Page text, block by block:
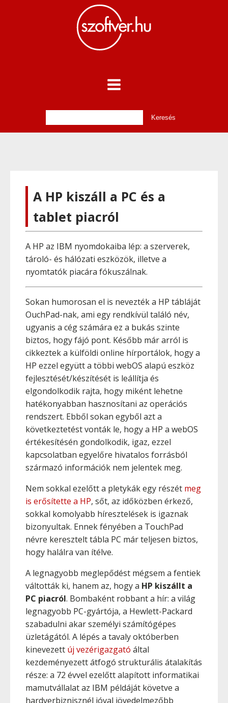
A HP kiszáll a PC és a
tablet piacról
A HP az IBM nyomdokaiba lép: a szerverek,
tároló- és hálózati eszközök, illetve a
nyomtatók piacára fókuszálnak.
Sokan humorosan el is nevezték a HP tábláját
OuchPad-nak, ami egy rendkívül találó név,
ugyanis a cég számára ez a bukás szinte
biztos, hogy fájó pont. Később már arról is
cikkeztek a külföldi online hírportálok, hogy a
HP ezzel együtt a többi webOS alapú eszköz
fejlesztését/készítését is leállítja és
elgondolkodik rajta, hogy miként lehetne
hatékonyabban hasznosítani az operációs
rendszert. Ebből sokan egyből azt a
következtetést vonták le, hogy a HP a webOS
értékesítésén gondolkodik, igaz, ezzel
kapcsolatban egyelőre hivatalos forrásból
származó információk nem jelentek meg.
Nem sokkal ezelőtt a pletykák egy részét meg
is erősítette a HP, sőt, az időközben érkező,
sokkal komolyabb híresztelések is igaznak
bizonyultak. Ennek fényében a TouchPad
névre keresztelt tábla PC már teljesen biztos,
hogy halálra van ítélve.
A legnagyobb meglepődést mégsem a fentiek
váltották ki, hanem az, hogy a HP kiszállt a
PC piacról. Bombaként robbant a hír: a világ
legnagyobb PC-gyártója, a Hewlett-Packard
szabadulni akar személyi számítógépes
üzletágától. A lépés a tavaly októberben
kinevezett új vezérigazgató által
kezdeményezett átfogó strukturális átalakítás
része: a 72 évvel ezelőtt alapított informatikai
mamutvállalat az IBM példáját követve a
hardverbiznisznél jóval jövedelmezőbb